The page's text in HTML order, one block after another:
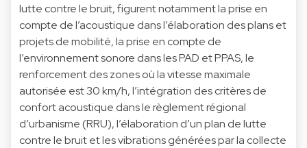
lutte contre le bruit, figurent notamment la prise en
compte de l’acoustique dans l’élaboration des plans et
projets de mobilité, la prise en compte de
l’environnement sonore dans les PAD et PPAS, le
renforcement des zones où la vitesse maximale
autorisée est 30 km/h, l’intégration des critères de
confort acoustique dans le règlement régional
d’urbanisme (RRU), l’élaboration d’un plan de lutte
contre le bruit et les vibrations générées par la collecte